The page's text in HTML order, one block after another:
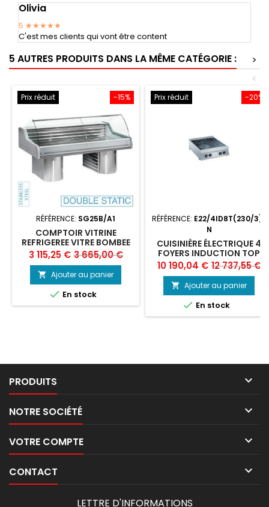
Olivia
5 ★★★★★
C'est mes clients qui vont être content
5 AUTRES PRODUITS DANS LA MÊME CATÉGORIE :
>
<
-15%
Prix réduit
RÉFÉRENCE: SG25B/A1
COMPTOIR VITRINE
REFRIGEREE VITRE BOMBEE
Prix
3 115,25 € Prix
de
base
3 665,00 €
 Ajouter au panier
 En stock
-20%
Prix réduit
RÉFÉRENCE: E22/4ID8T(230/3)-
N
CUISINIÈRE ÉLECTRIQUE 4
FOYERS INDUCTION TOP
Prix
10 190,04 € Prix
de
base
12 737,55 €
 Ajouter au panier
 En stock
PRODUITS 
NOTRE SOCIÉTÉ 
VOTRE COMPTE 
CONTACT 
LETTRE D'INFORMATIONS